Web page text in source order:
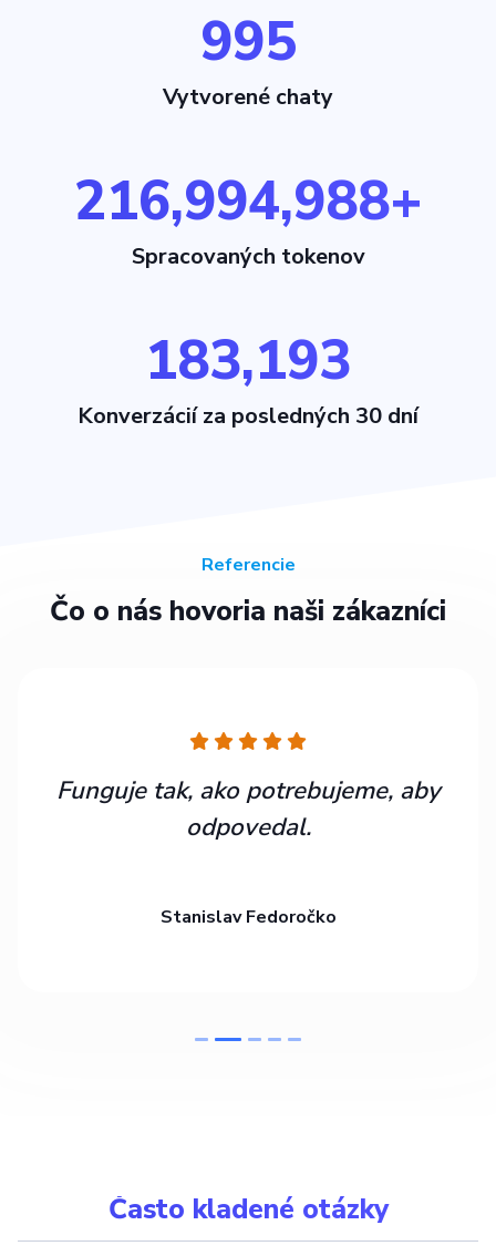
183,193
Konverzácií za posledných 30 dní
1,023
Vytvorené chaty
216,995,016+
Spracovaných tokenov
Referencie
Čo o nás hovoria naši zákazníci
Funguje tak, ako potrebujeme, aby
odpovedal.
Stanislav Fedoročko
Často kladené otázky